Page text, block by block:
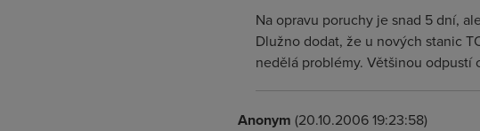
Na opravu poruchy je snad 5 dní,
Dlužno dodat, že u nových stanic
nedělá problémy. Většinou odpustí
Anonym (20.10.2006 19:23:58)